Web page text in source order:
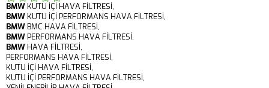
BMWKUTU İÇİ HAVA FİLTRESİ,
BMWKUTU İÇİ PERFORMANS HAVA FİLTRESİ,
BMWBMC HAVA FİLTRESİ,
BMWPERFORMANS HAVA FİLTRESİ,
BMWHAVA FİLTRESİ,
PERFORMANS HAVA FİLTRESİ,
KUTU İÇİ HAVA FİLTRESİ,
KUTU İÇİ PERFORMANS HAVA FİLTRESİ,